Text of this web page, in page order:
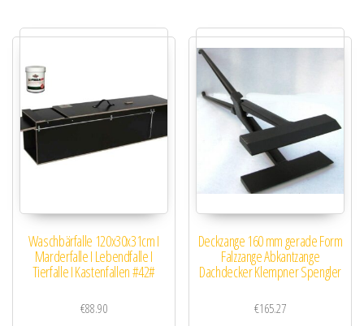
Waschbärfalle 120x30x31cm I
Marderfalle I Lebendfalle I
Tierfalle I Kastenfallen #42#
€88.90
Deckzange 160 mm gerade Form
Falzzange Abkantzange
Dachdecker Klempner Spengler
€165.27